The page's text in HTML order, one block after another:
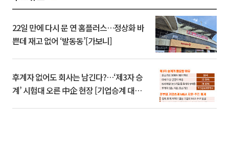
22일 만에 다시 문 연 홈플러스…정상화 바
쁜데 재고 없어 ‘발동동’[가보니]
후계자 없어도 회사는 남긴다?…‘제3자 승
계’ 시험대 오른 中企 현장 [기업승계 대전